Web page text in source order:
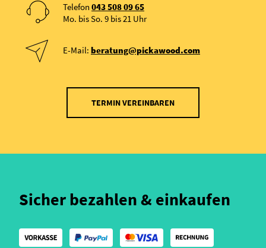
Telefon 043 508 09 65
Mo. bis So. 9 bis 21 Uhr
E-Mail: beratung@pickawood.com
TERMIN VEREINBAREN
Sicher bezahlen & einkaufen